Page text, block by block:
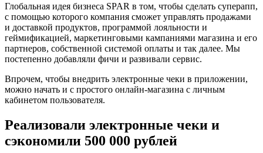
Глобальная идея бизнеса SPAR в том, чтобы сделать суперапп,
с помощью которого компания сможет управлять продажами
и доставкой продуктов, программой лояльности и
геймификацией, маркетинговыми кампаниями магазина и его
партнеров, собственной системой оплаты и так далее. Мы
постепенно добавляли фичи и развивали сервис.
Впрочем, чтобы внедрить электронные чеки в приложении,
можно начать и с простого онлайн-магазина с личным
кабинетом пользователя.
Реализовали электронные чеки и
сэкономили 500 000 рублей